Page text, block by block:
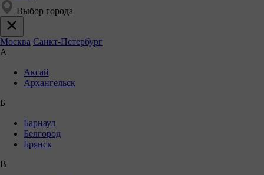
Выбор города
Москва Санкт-Петербург
А
Аксай
Архангельск
Б
Барнаул
Белгород
Брянск
В